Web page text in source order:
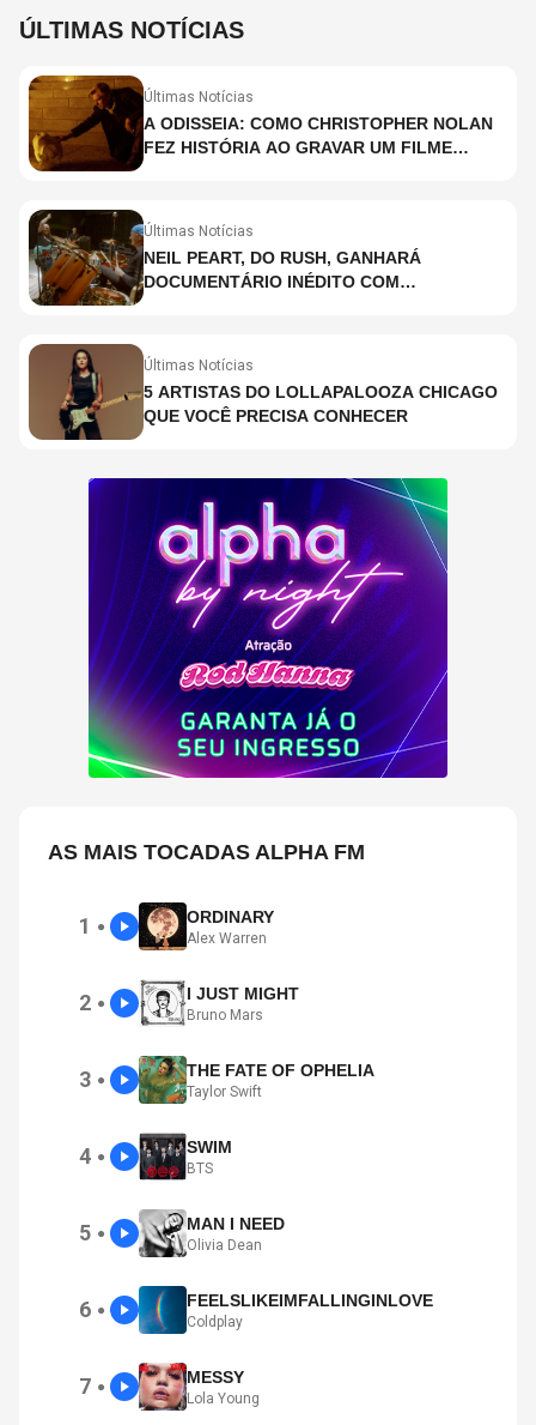
ÚLTIMAS NOTÍCIAS
Últimas Notícias
A ODISSEIA: COMO CHRISTOPHER NOLAN
FEZ HISTÓRIA AO GRAVAR UM FILME
Últimas Notícias
NEIL PEART, DO RUSH, GANHARÁ
DOCUMENTÁRIO INÉDITO COM
Últimas Notícias
5 ARTISTAS DO LOLLAPALOOZA CHICAGO
QUE VOCÊ PRECISA CONHECER
AS MAIS TOCADAS ALPHA FM
1 ● ORDINARY
Alex Warren
2 ● I JUST MIGHT
Bruno Mars
3 ● THE FATE OF OPHELIA
Taylor Swift
4 ● SWIM
BTS
5 ● MAN I NEED
Olivia Dean
6 ● FEELSLIKEIMFALLINGINLOVE
Coldplay
7 ● MESSY
Lola Young